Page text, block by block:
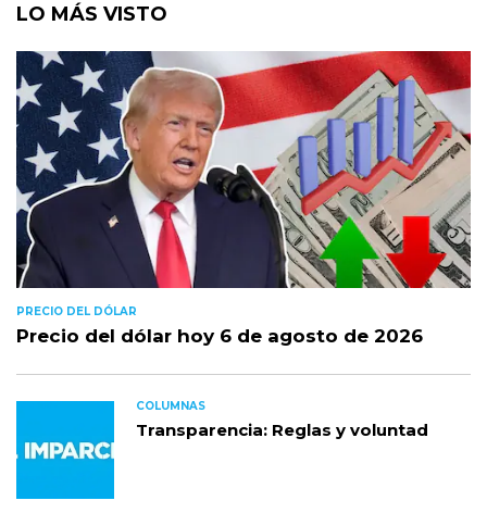
LO MÁS VISTO
PRECIO DEL DÓLAR
Precio del dólar hoy 6 de agosto de 2026
COLUMNAS
Transparencia: Reglas y voluntad